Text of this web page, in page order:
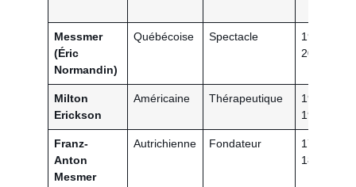
Messmer
(Éric
Normandin)
Québécoise Spectacle
1995-
2024
Milton
Erickson
Américaine Thérapeutique
1930-
1980
Franz-
Anton
Mesmer
Autrichienne Fondateur
1734-
1815